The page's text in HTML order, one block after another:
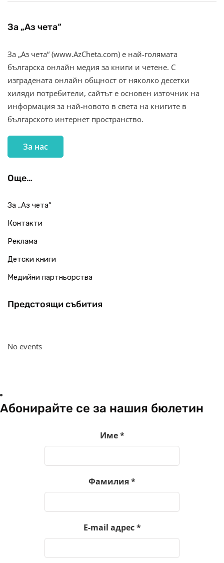
За „Аз чета“
За „Аз чета“ (www.AzCheta.com) е най-голямата
българска онлайн медия за книги и четене. С
изградената онлайн общност от няколко десетки
хиляди потребители, сайтът е основен източник на
информация за най-новото в света на книгите в
българското интернет пространство.
За нас
Още…
За „Аз чета“
Контакти
Реклама
Детски книги
Медийни партньорства
Предстоящи събития
No events
Абонирайте се за нашия бюлетин
Име*
Фамилия*
E-mail адрес*